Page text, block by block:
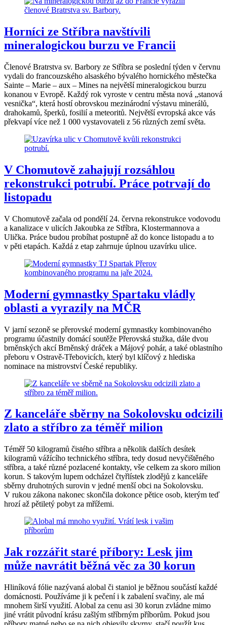
Horníci ze Stříbra navštívili
mineralogickou burzu ve Francii
Členové Bratrstva sv. Barbory ze Stříbra se poslední týden v červnu
vydali do francouzského alsaského bývalého hornického městečka
Sainte – Marie – aux – Mines na největší mineralogickou burzu
konanou v Evropě. Každý rok vyroste v centru města nová „stanová
vesnička“, která hostí obrovskou mezinárodní výstavu minerálů,
drahokamů, šperků, fosilií a meteoritů. Největší evropská akce vás
překvapí více než 1 000 vystavovateli z 56 různých zemí světa.
V Chomutově zahajují rozsáhlou
rekonstrukci potrubí. Práce potrvají do
listopadu
V Chomutově začala od pondělí 24. června rekonstrukce vodovodu
a kanalizace v ulicích Jakoubka ze Stříbra, Klostermannova a
Ulička. Práce budou probíhat postupně až do konce listopadu a to
v pěti etapách. Každá z etap zahrnuje úplnou uzavírku ulice.
Moderní gymnastky Spartaku vládly
oblasti a vyrazily na MČR
V jarní sezoně se přerovské moderní gymnastky kombinovaného
programu účastnily domácí soutěže Přerovská stužka, dále dvou
brněnských akcí Brněnský dráček a Májový pohár, a také oblastního
přeboru v Ostravě-Třebovicích, který byl klíčový z hlediska
nominace na mistrovství České republiky.
Z kanceláře sběrny na Sokolovsku odcizili
zlato a stříbro za téměř milion
Téměř 50 kilogramů čistého stříbra a několik dalších desítek
kilogramů vážícího technického stříbra, tedy dosud nevyčištěného
stříbra, a také různé pozlacené kontakty, vše celkem za skoro milion
korun. S takovým lupem odcházel čtyřlístek zlodějů z kanceláře
sběrny druhotných surovin v jedné menší obci na Sokolovsku.
V rukou zákona nakonec skončila dokonce pětice osob, kterým teď
hrozí až pětiletý pobyt za mřížemi.
Jak rozzářit staré příbory: Lesk jim
může navrátit běžná věc za 30 korun
Hliníková fólie nazývaná alobal či staniol je běžnou součástí každé
domácnosti. Používáme ji k pečení i k zabalení svačiny, ale má
mnohem širší využití. Alobal za cenu asi 30 korun zvládne mimo
jiné vrátit původní krásu zašlým stříbrným příborům. Pokud jsou